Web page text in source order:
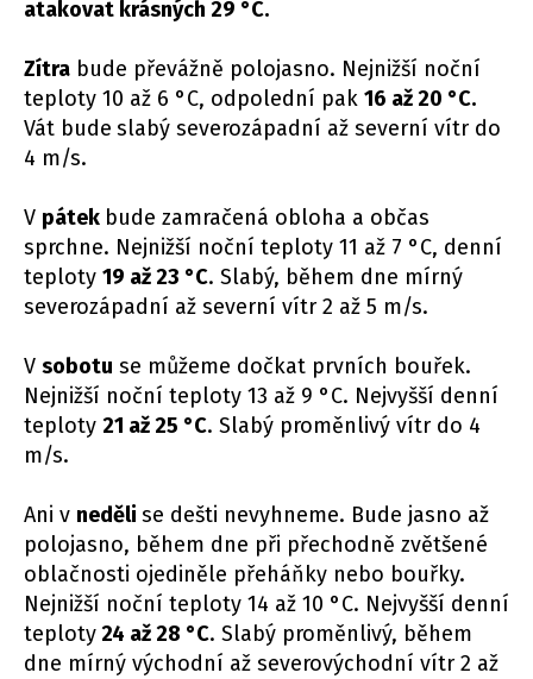
atakovat krásných 29 °C.
Zítra bude převážně polojasno. Nejnižší noční
teploty 10 až 6 °C, odpolední pak 16 až 20 °C.
Vát bude slabý severozápadní až severní vítr do
4 m/s.
V pátek bude zamračená obloha a občas
sprchne. Nejnižší noční teploty 11 až 7 °C, denní
teploty 19 až 23 °C. Slabý, během dne mírný
severozápadní až severní vítr 2 až 5 m/s.
V sobotu se můžeme dočkat prvních bouřek.
Nejnižší noční teploty 13 až 9 °C. Nejvyšší denní
teploty 21 až 25 °C. Slabý proměnlivý vítr do 4
m/s.
Ani v neděli se dešti nevyhneme. Bude jasno až
polojasno, během dne při přechodně zvětšené
oblačnosti ojediněle přeháňky nebo bouřky.
Nejnižší noční teploty 14 až 10 °C. Nejvyšší denní
teploty24 až 28 °C. Slabý proměnlivý, během
dne mírný východní až severovýchodní vítr 2 až